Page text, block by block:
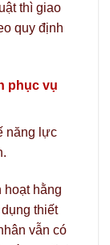
thì giao
quy định
phục vụ
năng lực
hoạt hằng
thiết
vẫn có